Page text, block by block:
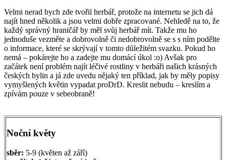
Velmi nerad bych zde tvořil herbář, protože na internetu se jich dá
najít hned několik a jsou velmi dobře zpracované. Nehledě na to, že
každý správný hraničář by měl svůj herbář mít. Takže mu ho
jednoduše vezměte a dobrovolně či nedobrovolně se s s ním podělte
o informace, které se skrývají v tomto důležitém svazku. Pokud ho
nemá – pokárejte ho a zadejte mu domácí úkol :o) Avšak pro
začátek není problém najít léčivé rostliny v herbáři našich krásných
českých bylin a já zde uvedu nějaký ten příklad, jak by měly popisy
vymyšlených květin vypadat proDrD. Kreslit nebudu – kreslím a
zpívám pouze v sebeobraně!
Noční květy
sběr: 5-9 (květen až září)